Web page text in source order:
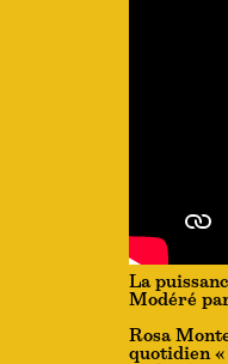
La
Modéré
Rosa
quotidien